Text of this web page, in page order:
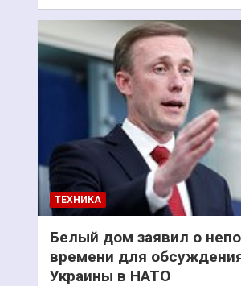
ТЕХНИКА
Белый дом заявил о
времени для
Украины в НАТО